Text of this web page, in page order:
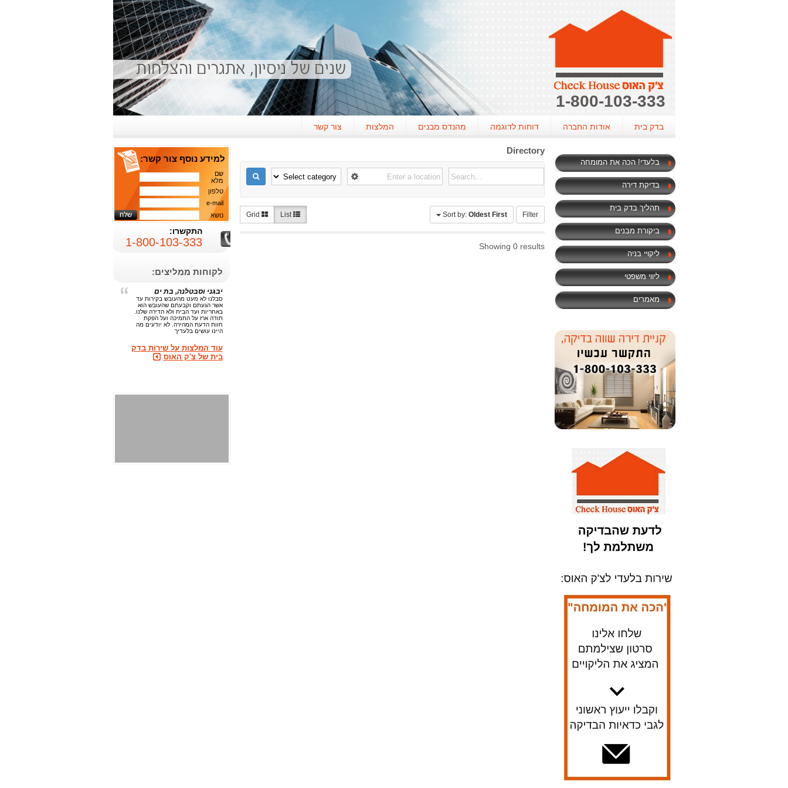
1-800-103-333
בדק בית אודות החברה דוחות לדוגמה מהנדס מבנים המלצות צור קשר
בלעדי! הכה את המומחה
בדיקת דירה
תהליך בדק בית
ביקורת מבנים
ליקויי בניה
ליווי משפטי
מאמרים
Directory
Filter
Sort by: Oldest First
List
Showing 0 results
למידע נוסף צור קשר:
שם
מלא
טלפון
e-mail
נושא
התקשרו:
1-800-103-333
לקוחות ממליצים:
יבגני וסבטלנה, בת ים
סבלנו לא מעט מהעובש בקירות עד
אשר הגעתם וקבעתם שהעובש הוא
באחריות ועד הבית ולא הדירה שלנו.
תודה ארז על התמיכה ועל הפקת
חוות הדעת המהירה. לא יודעים מה
היינו עושים בלעדיך
עוד המלצות על שירות בדק
בית של צ'ק האוס